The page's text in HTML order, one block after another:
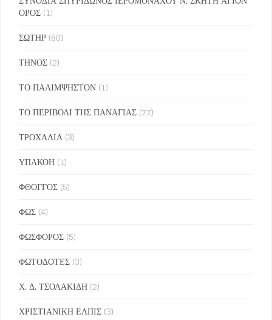
ΟΡΟΣ (1)
ΣΩΤΗΡ (80)
ΤΗΝΟΣ (2)
ΤΟ ΠΑΛΙΜΨΗΣΤΟΝ (1)
ΤΟ ΠΕΡΙΒΟΛΙ ΤΗΣ ΠΑΝΑΓΙΑΣ (77)
ΤΡΟΧΑΛΙΑ (3)
ΥΠΑΚΟΗ (1)
ΦΘΟΓΓΟΣ (5)
ΦΩΣ (4)
ΦΩΣΦΟΡΟΣ (5)
ΦΩΤΟΔΟΤΕΣ (3)
Χ. Δ. ΤΣΟΛΑΚΙΔΗ (2)
ΧΡΙΣΤΙΑΝΙΚΗ ΕΛΠΙΣ (3)